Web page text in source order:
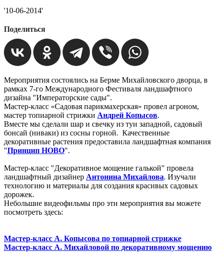
'10-06-2014'
Поделиться
Мероприятия состоялись на Берме Михайловского дворца, в
рамках 7-го Международного Фестиваля ландшафтного
дизайна "Императорские сады".
Мастер-класс «Садовая парикмахерская» провел агроном,
мастер топиарной стрижки Андрей Копысов.
Вместе мы сделали шар и свечку из туи западной, садовый
бонсай (ниваки) из сосны горной. Качественные
декоративные растения предоставила ландшафтная компания
"Принцип НОВО".
Мастер-класс "Декоративное мощение галькой" провела
ландшафтный дизайнер Антонина Михайлова. Изучали
технологию и материалы для создания красивых садовых
дорожек.
Небольшие видеофильмы про эти мероприятия вы можете
посмотреть здесь:
Мастер-класс А. Копысова по топиарной стрижке
Мастер-класс А. Михайловой по декоративному мощению